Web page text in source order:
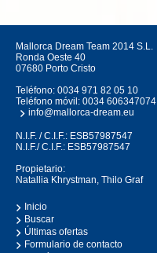
Mallorca Dream Team 2014 S.L.
Ronda Oeste 40
07680 Porto Cristo
Teléfono: 0034 971 82 05 10
Teléfono móvil: 0034 606347074
info@mallorca-dream.eu
N.I.F. / C.I.F.: ESB57987547
N.I.F./ C.I.F.: ESB57987547
Propietario:
Natallia Khrystman, Thilo Graf
Inicio
Buscar
Últimas ofertas
Formulario de contacto